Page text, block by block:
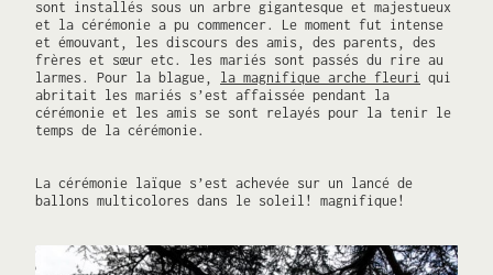
sont installés sous un arbre gigantesque et majestueux
et la cérémonie a pu commencer. Le moment fut intense
et émouvant, les discours des amis, des parents, des
frères et sœur etc. les mariés sont passés du rire au
larmes. Pour la blague, la magnifique arche fleuri qui
abritait les mariés s’est affaissée pendant la
cérémonie et les amis se sont relayés pour la tenir le
temps de la cérémonie.
La cérémonie laïque s’est achevée sur un lancé de
ballons multicolores dans le soleil! magnifique!